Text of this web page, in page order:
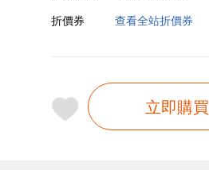
折價券
查看全站折價券
立即購買